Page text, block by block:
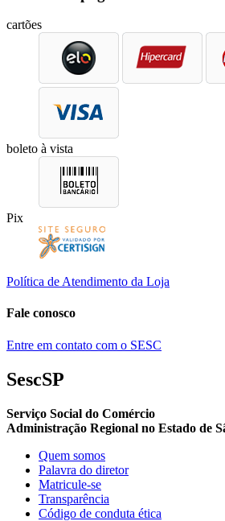
cartões
boleto à vista
Pix
Política de Atendimento da Loja
Fale conosco
Entre em contato com o SESC
SescSP
Serviço Social do Comércio
Administração Regional no Estado de
Quem somos
Palavra do diretor
Matricule-se
Transparência
Código de conduta ética